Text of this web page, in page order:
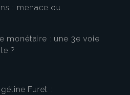
: menace ou
monétaire : une 3e voie
?
Furet :